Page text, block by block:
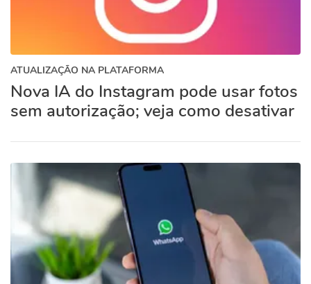
ATUALIZAÇÃO NA PLATAFORMA
Nova IA do Instagram pode usar fotos
sem autorização; veja como desativar